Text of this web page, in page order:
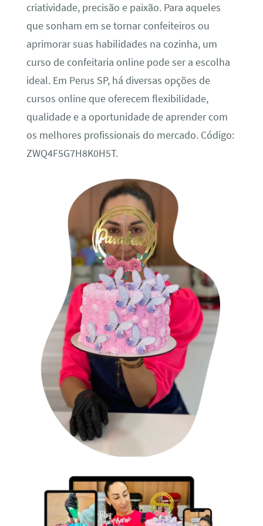
criatividade, precisão e paixão. Para aqueles
que sonham em se tornar confeiteiros ou
aprimorar suas habilidades na cozinha, um
curso de confeitaria online pode ser a escolha
ideal. Em Perus SP, há diversas opções de
cursos online que oferecem flexibilidade,
qualidade e a oportunidade de aprender com
os melhores profissionais do mercado. Código:
ZWQ4F5G7H8K0H5T.